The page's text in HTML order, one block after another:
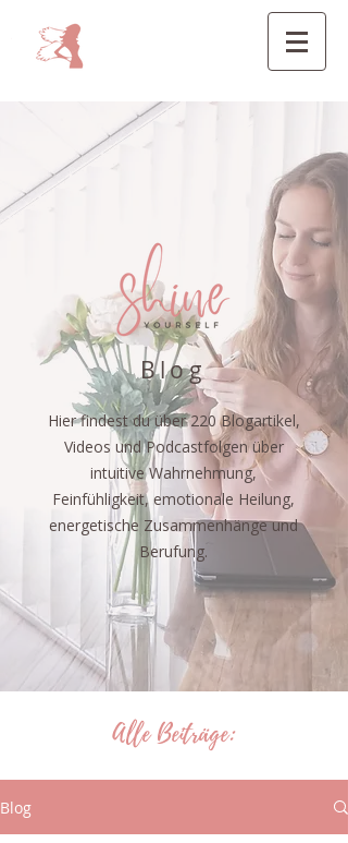
Blog
Hier findest du über 220 Blogartikel,
Videos und Podcastfolgen über
intuitive Wahrnehmung,
Feinfühligkeit, emotionale Heilung,
energetische Zusammenhänge und
Berufung.
Alle Beiträge:
Blog